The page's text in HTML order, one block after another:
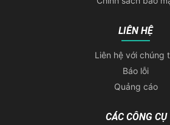
LIÊN HỆ
Liên hệ với chúng
Báo lỗi
Quảng cáo
CÁC CÔNG CỤ